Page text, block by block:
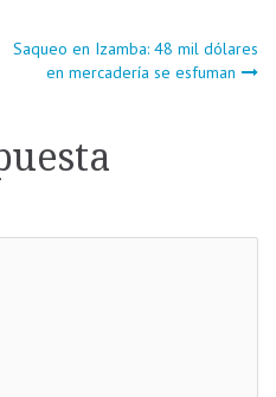
Saqueo en Izamba: 48 mil dólares
en mercadería se esfuman